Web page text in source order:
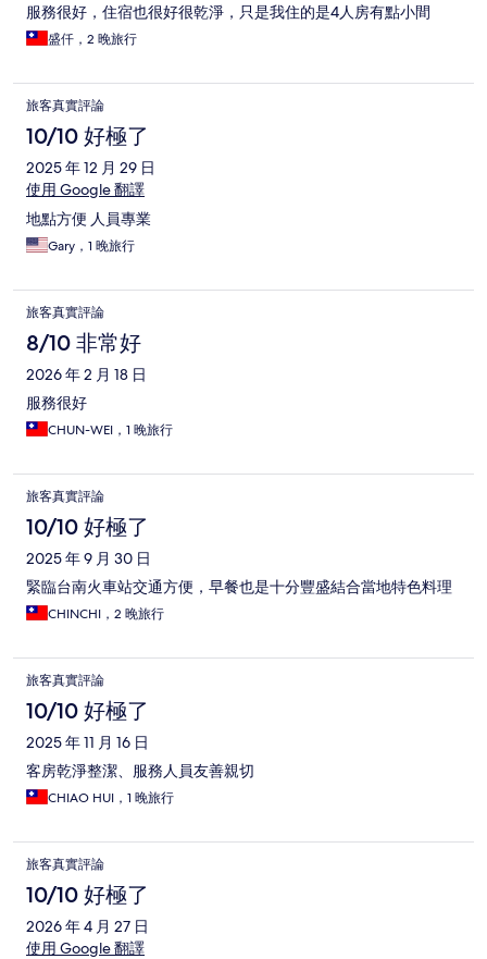
服務很好，住宿也很好很乾淨，只是我住的是4人房有點小間
盛仟，2 晚旅行
旅客真實評論
10/10 好極了
2025 年 12 月 29 日
使用 Google 翻譯
地點方便 人員專業
Gary，1 晚旅行
旅客真實評論
8/10 非常好
2026 年 2 月 18 日
服務很好
CHUN-WEI，1 晚旅行
旅客真實評論
10/10 好極了
2025 年 9 月 30 日
緊臨台南火車站交通方便，早餐也是十分豐盛結合當地特色料理
CHINCHI，2 晚旅行
旅客真實評論
10/10 好極了
2025 年 11 月 16 日
客房乾淨整潔、服務人員友善親切
CHIAO HUI，1 晚旅行
旅客真實評論
10/10 好極了
2026 年 4 月 27 日
使用 Google 翻譯